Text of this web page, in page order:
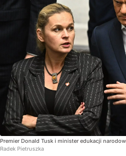
Premier Donald Tusk i minister edukacji
Radek Pietruszka